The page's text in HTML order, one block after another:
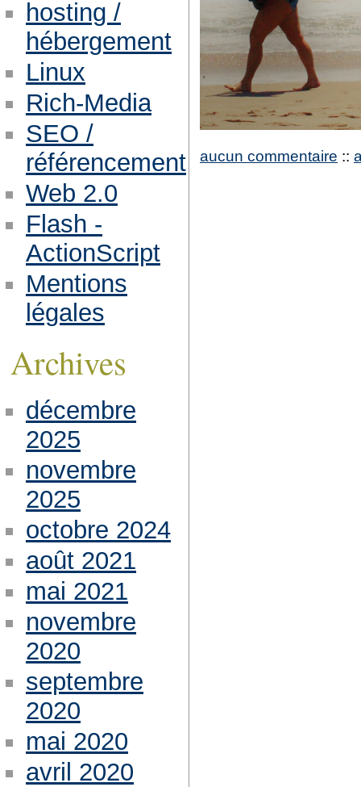
aucun commentaire ::
hosting /
hébergement
Linux
Rich-Media
SEO /
référencement
Web 2.0
Flash -
ActionScript
Mentions
légales
Archives
décembre
2025
novembre
2025
octobre 2024
août 2021
mai 2021
novembre
2020
septembre
2020
mai 2020
avril 2020